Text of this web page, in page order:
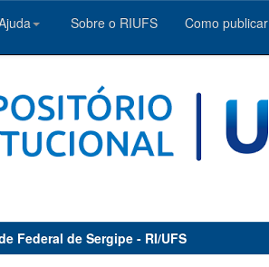
Sobre o RIUFS Como publicar
Federal de Sergipe - RI/UFS